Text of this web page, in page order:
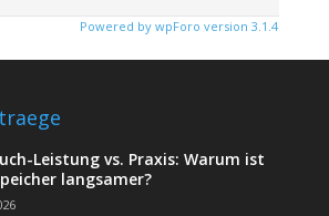
Powered by wpForo version 3.1.4
Leistung vs. Praxis: Warum ist
langsamer?